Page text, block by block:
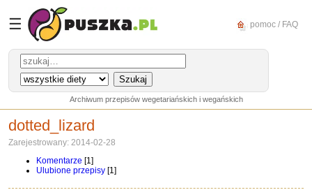
☰ pomoc / FAQ
Archiwum przepisów wegetariańskich i wegańskich
dotted_lizard
Zarejestrowany: 2014-02-28
Komentarze [1]
Ulubione przepisy [1]